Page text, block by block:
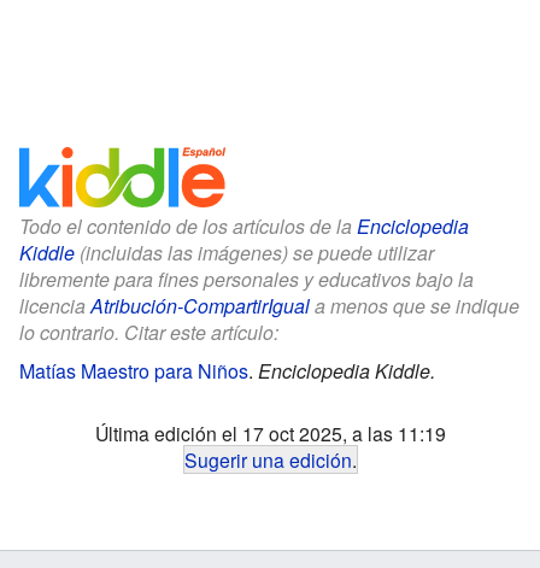
Todo el contenido de los artículos de la Enciclopedia
Kiddle (incluidas las imágenes) se puede utilizar
libremente para fines personales y educativos bajo la
licenciaAtribución-CompartirIguala menos que se indique
lo contrario. Citar este artículo:
Matías Maestro para Niños. Enciclopedia Kiddle.
Última edición el 17 oct 2025, a las 11:19
Sugerir una edición.